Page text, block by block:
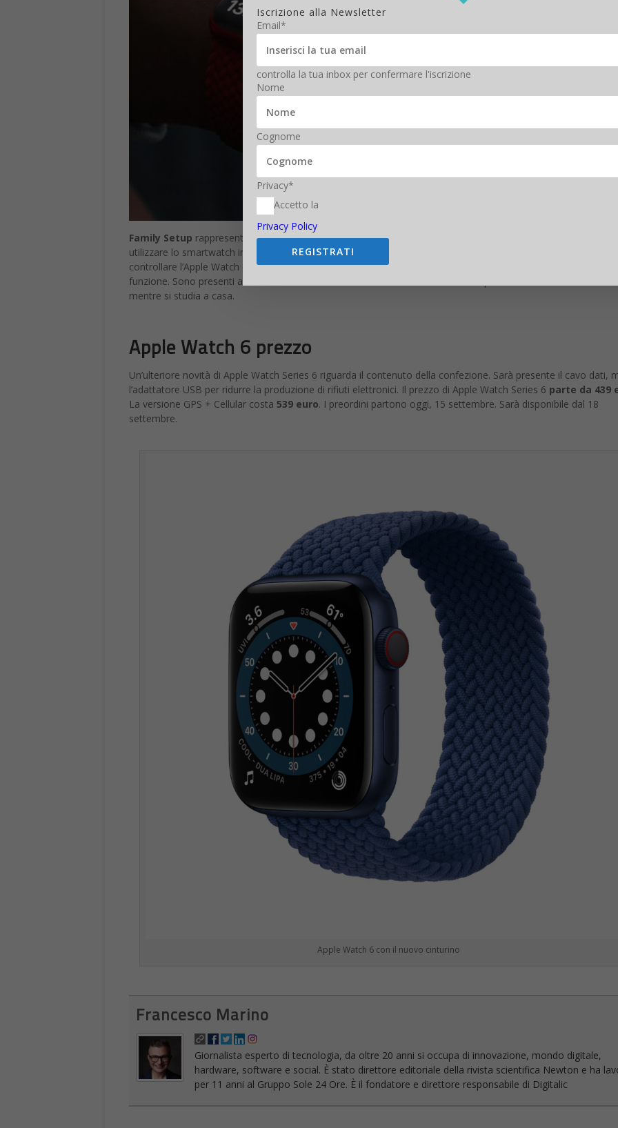
Family Setup rappresenta un’altra importante novità per Apple Watch, permettendo agli utenti più giovani di
utilizzare lo smartwatch in modo completo e nel contempo sicuro. La funzione consente infatti ai genitori di
controllare l’Apple Watch dei propri figli, garantendo loro il massimo della sicurezza senza rinunciare a nessuna
funzione. Sono presenti anche la funzione SOS e la nuova modalità Schooltime per restare concentrati in
mentre si studia a casa.
Apple Watch 6 prezzo
Un’ulteriore novità di Apple Watch Series 6 riguarda il contenuto della confezione. Sarà presente il cavo dati,
l’adattatore USB per ridurre la produzione di rifiuti elettronici. Il prezzo di Apple Watch Series 6 parte da 439
La versione GPS + Cellular costa 539 euro. I preordini partono oggi, 15 settembre. Sarà disponibile dal 18
settembre.
Apple Watch 6 con il nuovo cinturino
Francesco Marino
Giornalista esperto di tecnologia, da oltre 20 anni si occupa di innovazione, mondo digitale,
hardware, software e social. È stato direttore editoriale della rivista scientifica Newton e ha
per 11 anni al Gruppo Sole 24 Ore. È il fondatore e direttore responsabile di Digitalic
Iscrizione alla Newsletter
Email*
controlla la tua inbox per confermare l'iscrizione
Nome
Cognome
Privacy*
Accetto la
Privacy Policy
REGISTRATI